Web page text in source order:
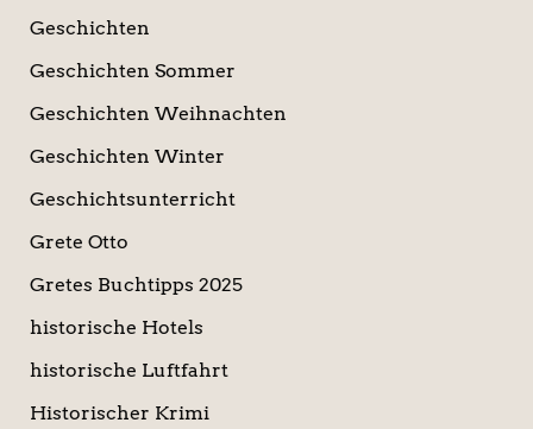
Geschichten
Geschichten Sommer
Geschichten Weihnachten
Geschichten Winter
Geschichtsunterricht
Grete Otto
Gretes Buchtipps 2025
historische Hotels
historische Luftfahrt
Historischer Krimi